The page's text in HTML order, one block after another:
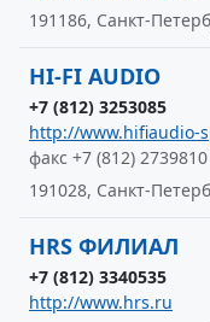
191186, Санкт-
HI-FI AUDIO
+7 (812) 3253085
http://www.hifiaudio-
факс +7 (812) 2739810
191028, Санкт-
HRS ФИЛИАЛ
+7 (812) 3340535
http://www.hrs.ru